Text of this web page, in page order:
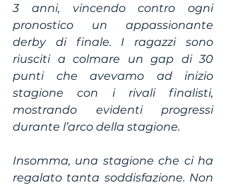
3 anni, vincendo contro ogni
pronostico un appassionante
derby di finale. I ragazzi sono
riusciti a colmare un gap di 30
punti che avevamo ad inizio
stagione con i rivali finalisti,
mostrando evidenti progressi
durante l’arco della stagione.
Insomma, una stagione che ci ha
regalato tanta soddisfazione. Non